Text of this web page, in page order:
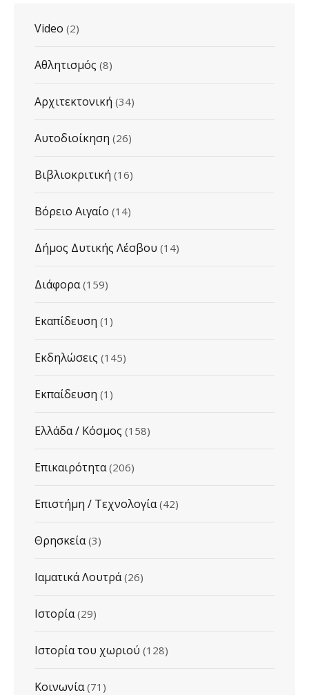
Video (2)
Αθλητισμός (8)
Αρχιτεκτονική (34)
Αυτοδιοίκηση (26)
Βιβλιοκριτική (16)
Βόρειο Αιγαίο (14)
Δήμος Δυτικής Λέσβου (14)
Διάφορα(159)
Εκαπίδευση (1)
Εκδηλώσεις (145)
Εκπαίδευση (1)
Ελλάδα / Κόσμος (158)
Επικαιρότητα(206)
Επιστήμη / Τεχνολογία(42)
Θρησκεία(3)
Ιαματικά Λουτρά(26)
Ιστορία(29)
Ιστορία του χωριού (128)
Κοινωνία(71)